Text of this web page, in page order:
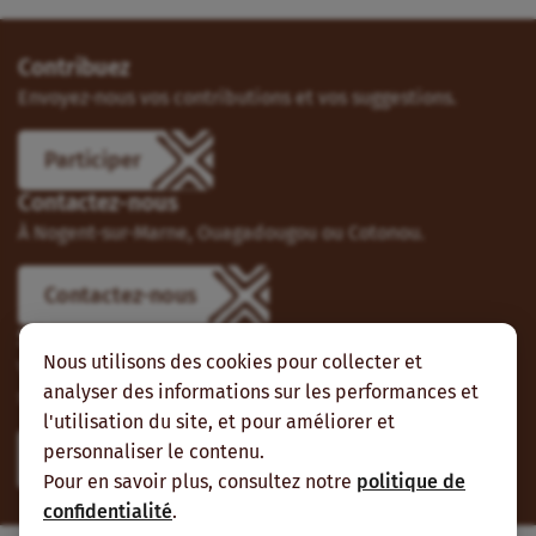
Nous utilisons des cookies pour collecter et
analyser des informations sur les performances et
l'utilisation du site, et pour améliorer et
personnaliser le contenu.
Pour en savoir plus, consultez notre politique de
confidentialité.
Contribuez
Envoyez-nous vos contributions et vos suggestions.
Participer
Contactez-nous
À Nogent-sur-Marne, Ouagadougou ou Cotonou.
Contactez-nous
Suivez-nous
Vous pouvez aussi vous abonner à nos flux RSS et nous
suivre sur les réseaux sociaux.